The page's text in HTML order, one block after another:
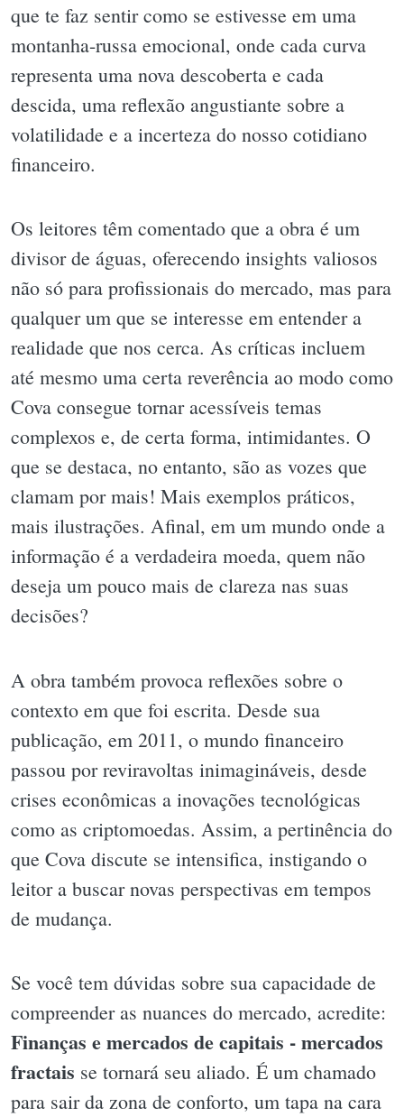
que te faz sentir como se estivesse em uma
montanha-russa emocional, onde cada curva
representa uma nova descoberta e cada
descida, uma reflexão angustiante sobre a
volatilidade e a incerteza do nosso cotidiano
financeiro.
Os leitores têm comentado que a obra é um
divisor de águas, oferecendo insights valiosos
não só para profissionais do mercado, mas para
qualquer um que se interesse em entender a
realidade que nos cerca. As críticas incluem
até mesmo uma certa reverência ao modo como
Cova consegue tornar acessíveis temas
complexos e, de certa forma, intimidantes. O
que se destaca, no entanto, são as vozes que
clamam por mais! Mais exemplos práticos,
mais ilustrações. Afinal, em um mundo onde a
informação é a verdadeira moeda, quem não
deseja um pouco mais de clareza nas suas
decisões?
A obra também provoca reflexões sobre o
contexto em que foi escrita. Desde sua
publicação, em 2011, o mundo financeiro
passou por reviravoltas inimagináveis, desde
crises econômicas a inovações tecnológicas
como as criptomoedas. Assim, a pertinência do
que Cova discute se intensifica, instigando o
leitor a buscar novas perspectivas em tempos
de mudança.
Se você tem dúvidas sobre sua capacidade de
compreender as nuances do mercado, acredite:
Finanças e mercados de capitais - mercados
fractais se tornará seu aliado. É um chamado
para sair da zona de conforto, um tapa na cara